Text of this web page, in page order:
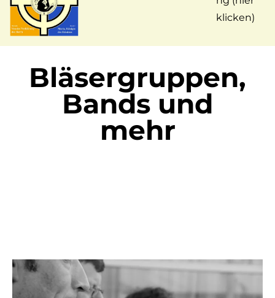
klicken)
Bläsergruppen,
Bands und
mehr